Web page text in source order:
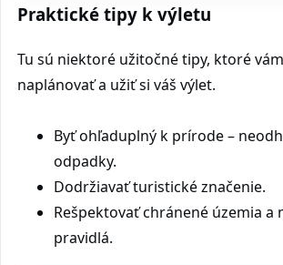
Praktické tipy k výletu
Tu sú niektoré užitočné tipy, ktoré
naplánovať a užiť si váš výlet.
Byť ohľaduplný k prírode –
odpadky.
Dodržiavať turistické značenie.
Rešpektovať chránené územia a
pravidlá.